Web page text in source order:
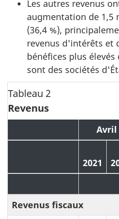
Les autres revenus
augmentation de 1,5
(36,4 %),
revenus d'intérêts et
bénéfices plus
sont des sociétés
Tableau 2
Revenus
Avril
2021
Revenus fiscaux